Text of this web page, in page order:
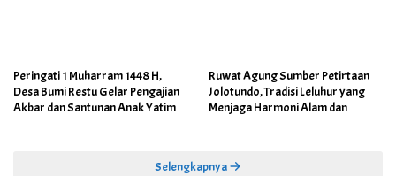
Peringati 1 Muharram 1448 H,
Desa Bumi Restu Gelar Pengajian
Akbar dan Santunan Anak Yatim
Ruwat Agung Sumber Petirtaan
Jolotundo, Tradisi Leluhur yang
Menjaga Harmoni Alam dan
Selengkapnya